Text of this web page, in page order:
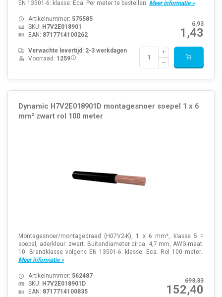
EN 13501-6: klasse: Eca. Per meter te bestellen. Meer informatie »
6,93
1,43
Artikelnummer: 575585
SKU: H7V2E018901
EAN: 8717714100262
Verwachte levertijd: 2-3 werkdagen
Voorraad: 1259
Dynamic H7V2E018901D montagesnoer soepel 1 x 6
mm² zwart rol 100 meter
Montagesnoer/montagedraad (H07V2-K), 1 x 6 mm², klasse 5 =
soepel, aderkleur: zwart. Buitendiameter circa: 4,7 mm, AWG-maat:
10. Brandklasse volgens EN 13501-6: klasse: Eca. Rol 100 meter.
Meer informatie »
693,33
152,40
Artikelnummer: 562487
SKU: H7V2E018901D
EAN: 8717714100835